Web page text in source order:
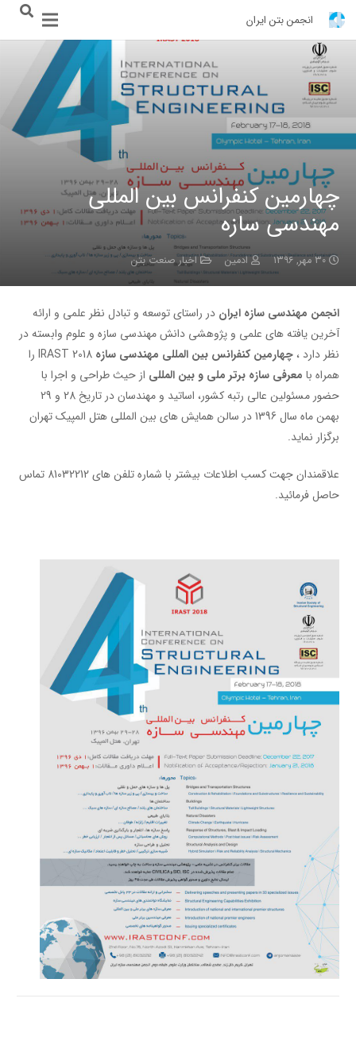
انجمن بتن ایران
چهارمین کنفرانس بین المللی
مهندسی سازه
۳۰ مهر, ۱۳۹۶ ادمین اخبار صنعت بتن
انجمن مهندسی سازه ایران در راستای توسعه و تبادل نظر علمی و ارائه
آخرین یافته های علمی و پژوهشی دانش مهندسی سازه و علوم وابسته در
نظر دارد ، چهارمین کنفرانس بین المللی مهندسی سازه
IRAST 2018 را
همراه با معرفی سازه برتر ملی و بین المللی از حیث طراحی و اجرا با
حضور مسئولین عالی رتبه کشور، اساتید و مهندسان در تاریخ 28 و 29
بهمن ماه سال 1396 در سالن همایش های بین المللی هتل المپیک تهران
برگزار نماید.
علاقمندان جهت کسب اطلاعات بیشتر با شماره تلفن های 81032212 تماس
حاصل فرمائید.